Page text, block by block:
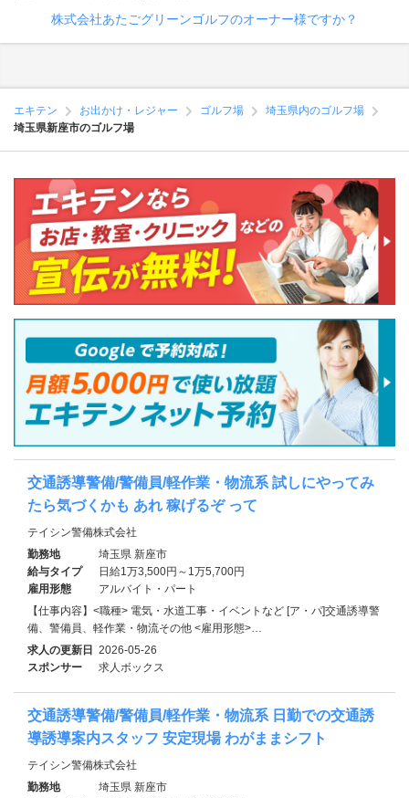
株式会社あたごグリーンゴルフのオーナー様ですか？
エキテン お出かけ・レジャー ゴルフ場
埼玉県内のゴルフ場
埼玉県新座市のゴルフ場
交通誘導警備/警備員/軽作業・物流系 試しにやってみ
たら気づくかも あれ 稼げるぞ って
テイシン警備株式会社
勤務地
埼玉県 新座市
給与タイプ
日給1万3,500円～1万5,700円
雇用形態
アルバイト・パート
【仕事内容】<職種> 電気・水道工事・イベントなど [ア・パ]交通誘導警
備、警備員、軽作業・物流その他 <雇用形態>…
求人の更新日 2026-05-26
スポンサー
求人ボックス
交通誘導警備/警備員/軽作業・物流系 日勤での交通誘
導誘導案内スタッフ 安定現場 わがままシフト
テイシン警備株式会社
勤務地
埼玉県 新座市